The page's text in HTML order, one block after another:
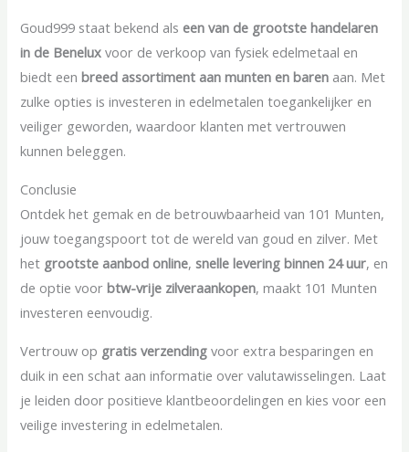
Goud999 staat bekend als een van de grootste handelaren
in de Benelux voor de verkoop van fysiek edelmetaal en
biedt eenbreed assortiment aan munten en baren aan. Met
zulke opties is investeren in edelmetalen toegankelijker en
veiliger geworden, waardoor klanten met vertrouwen
kunnen beleggen.
Conclusie
Ontdek het gemak en de betrouwbaarheid van 101 Munten,
jouw toegangspoort tot de wereld van goud en zilver. Met
het grootste aanbod online,snelle levering binnen 24 uur, en
de optie voorbtw-vrije zilveraankopen, maakt 101 Munten
investeren eenvoudig.
Vertrouw op gratis verzending voor extra besparingen en
duik in een schat aan informatie over valutawisselingen. Laat
je leiden door positieve klantbeoordelingen en kies voor een
veilige investering in edelmetalen.